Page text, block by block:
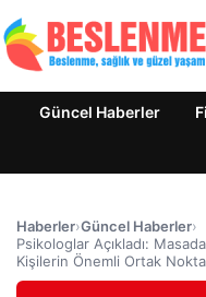
Güncel Haberler
Haberler›Güncel Haberler›
Psikologlar Açıkladı:
Kişilerin Önemli Ortak